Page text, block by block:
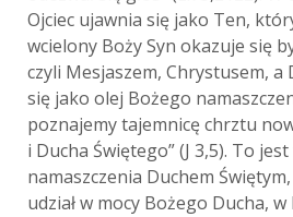
Ojciec ujawnia się jako Ten,
wcielony Boży Syn okazuje się
czyli Mesjaszem, Chrystusem, a
się jako olej Bożego
poznajemy tajemnicę chrztu
i Ducha Świętego” (J 3,5). To
namaszczenia Duchem
udział w mocy Bożego Ducha,